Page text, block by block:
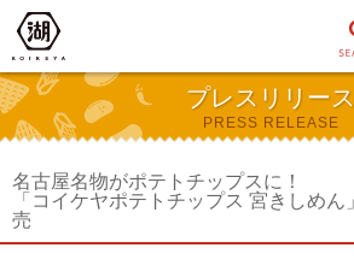
プレスリリース
PRESS RELEASE
名古屋名物がポテトチップスに！
「コイケヤポテトチップス 宮きしめ
売